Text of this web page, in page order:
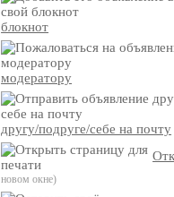
блокнот
модератору
другу/подруге/себе на почту
новом окне)